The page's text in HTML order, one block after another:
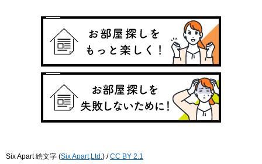
Six Apart 絵文字 (Six Apart,Ltd. ) /CC BY 2.1